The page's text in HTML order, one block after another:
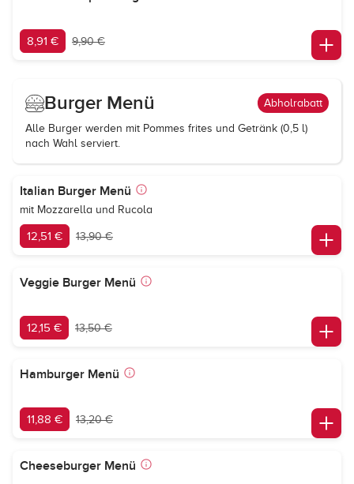
8,91 € 9,90 €
Burger Menü Abholrabatt
Alle Burger werden mit Pommes frites und Getränk (0,5 l)
nach Wahl serviert.
Italian Burger Menü
mit Mozzarella und Rucola
12,51 € 13,90 €
Veggie Burger Menü
12,15 € 13,50 €
Hamburger Menü
11,88 € 13,20 €
Cheeseburger Menü